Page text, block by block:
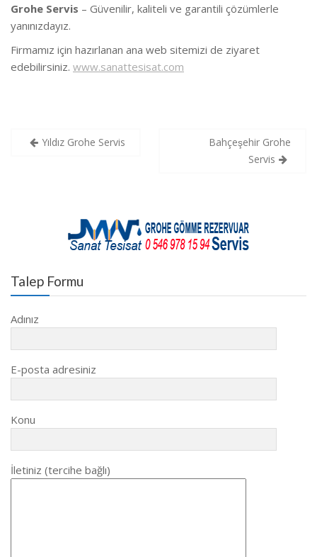
Grohe Servis – Güvenilir, kaliteli ve garantili çözümlerle
yanınızdayız.
Firmamız için hazırlanan ana web sitemizi de ziyaret
edebilirsiniz. www.sanattesisat.com
YazıYıldız Grohe Servis
Bahçeşehir Grohe
Servis
Talep Formu
Adınız
E-posta adresiniz
Konu
İletiniz (tercihe bağlı)